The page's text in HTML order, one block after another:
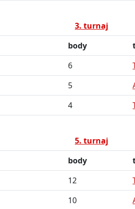
3. turnaj
body
6
5
4
5. turnaj
body
12
10